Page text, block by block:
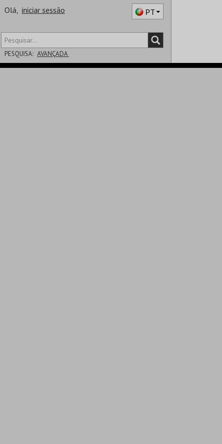
Olá, iniciar sessão PT
PESQUISA: AVANÇADA